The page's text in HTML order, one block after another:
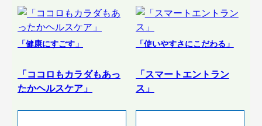
「健康にすごす」
「ココロもカラダもあっ
たかヘルスケア」
「使いやすさにこだわる」
「スマートエントラン
ス」